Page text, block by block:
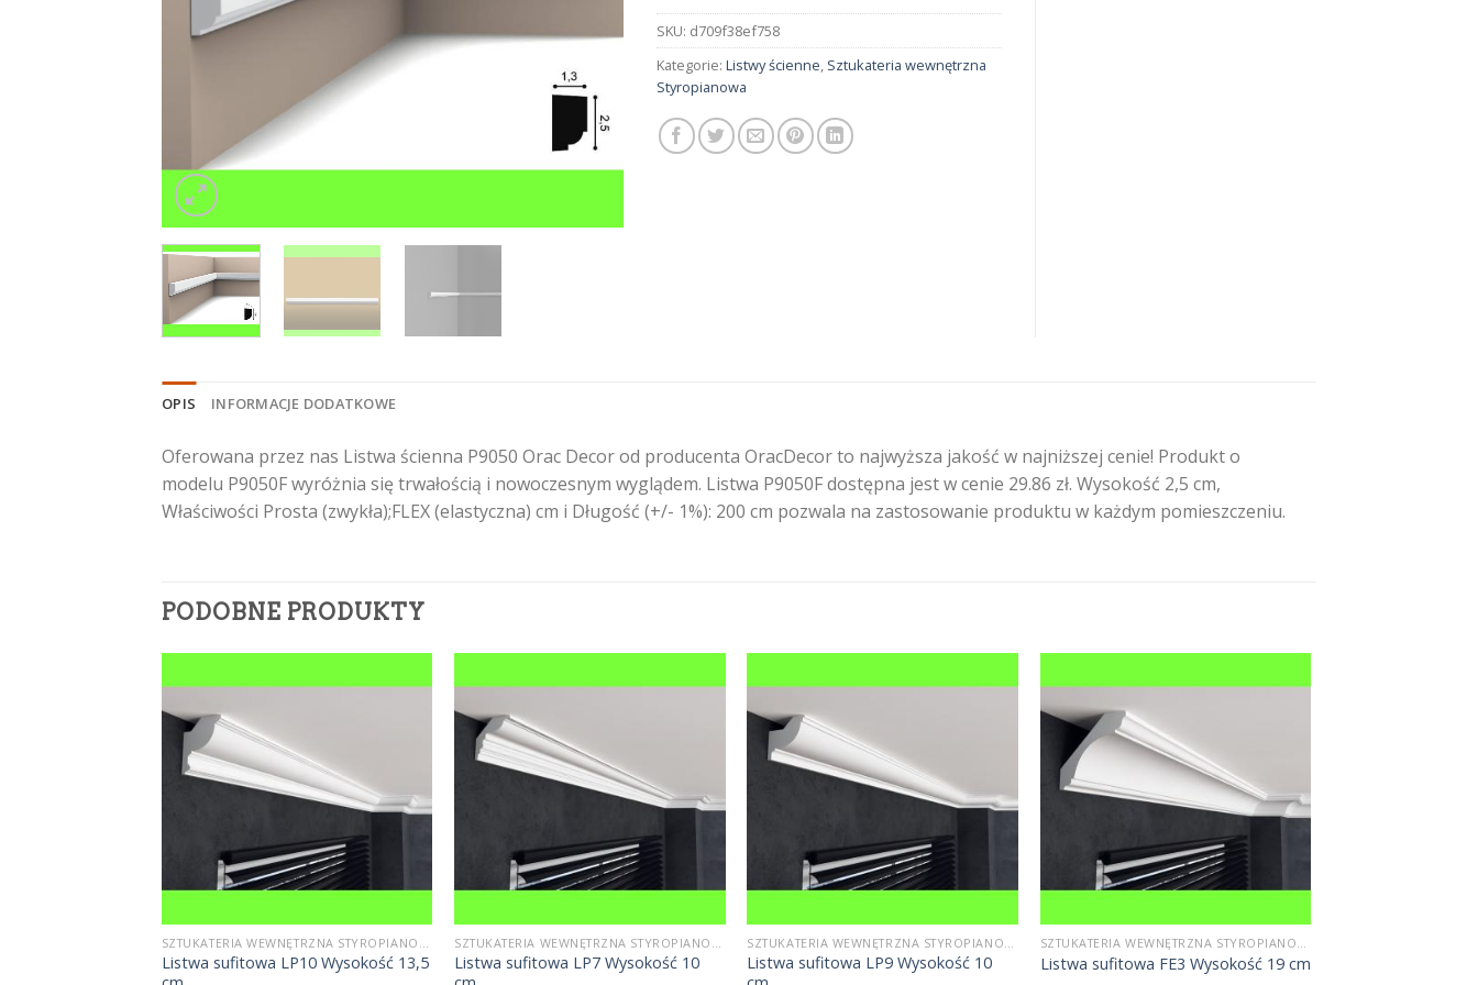
SKU: d709f38ef758
Kategorie: Listwy ścienne, Sztukateria wewnętrzna
Styropianowa
OPIS INFORMACJE DODATKOWE
Oferowana przez nas Listwa ścienna P9050 Orac Decor od producenta OracDecor to najwyższa jakość w najniższej cenie! Produkt o
modelu P9050F wyróżnia się trwałością i nowoczesnym wyglądem. Listwa P9050F dostępna jest w cenie 29.86 zł. Wysokość 2,5 cm,
Właściwości Prosta (zwykła);FLEX (elastyczna) cm i Długość (+/- 1%): 200 cm pozwala na zastosowanie produktu w każdym pomieszczeniu.
PODOBNE PRODUKTY
SZTUKATERIA WEWNĘTRZNA STYROPIANOWA
Listwa sufitowa LP10 Wysokość 13,5
SZTUKATERIA WEWNĘTRZNA STYROPIANOWA
Listwa sufitowa LP7 Wysokość 10
SZTUKATERIA WEWNĘTRZNA STYROPIANOWA
Listwa sufitowa LP9 Wysokość 10
SZTUKATERIA WEWNĘTRZNA STYROPIANOWA
Listwa sufitowa FE3 Wysokość 19 cm